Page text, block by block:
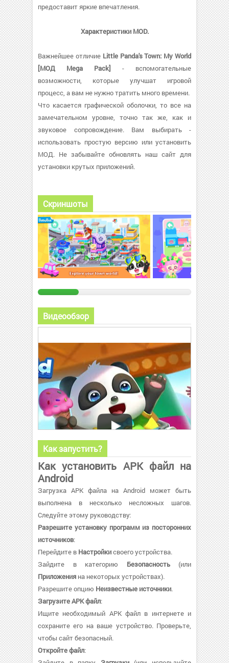
предоставит яркие впечатления.
Характеристики MOD.
Важнейшее отличие Little Panda's Town: My World
[МОД Mega Pack] - вспомогательные
возможности, которые улучшат игровой
процесс, а вам не нужно тратить много времени.
Что касается графической оболочки, то все на
замечательном уровне, точно так же, как и
звуковое сопровождение. Вам выбирать -
использовать простую версию или установить
МОД. Не забывайте обновлять наш сайт для
установки крутых приложений.
Скриншоты
Видеообзор
Как запустить?
Как установить APK файл на
Android
Загрузка APK файла на Android может быть
выполнена в несколько несложных шагов.
Следуйте этому руководству:
Разрешите установку программ из посторонних
источников:
Перейдите в Настройкисвоего устройства.
Зайдите в категорию Безопасность(или
Приложения на некоторых устройствах).
Разрешите опцию Неизвестные источники.
Загрузите APK файл:
Ищите необходимый APK файл в интернете и
сохраните его на ваше устройство. Проверьте,
чтобы сайт безопасный.
Откройте файл: